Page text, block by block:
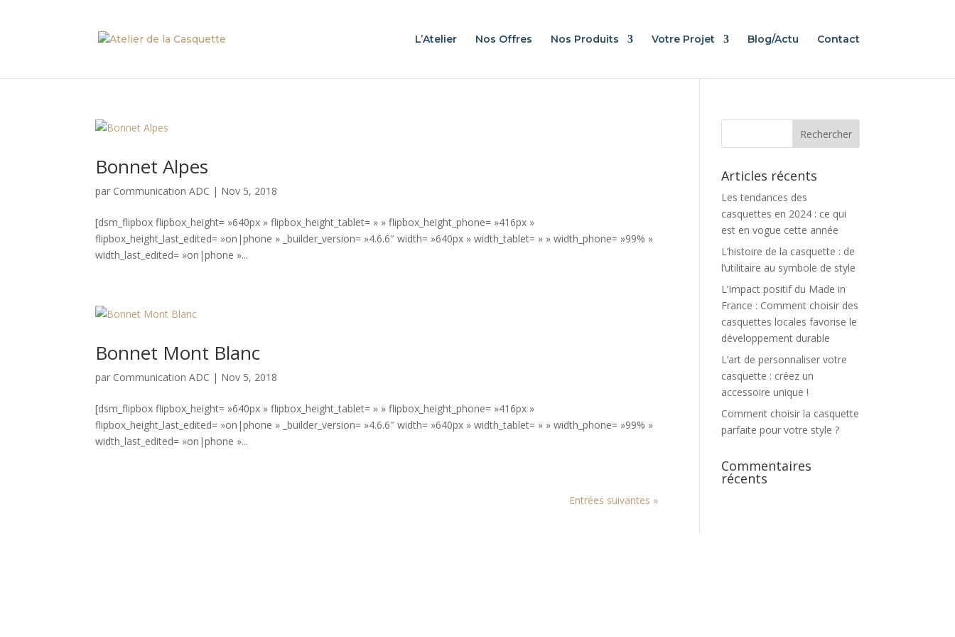
L’Atelier Nos Offres Nos Produits Votre Projet Blog/Actu Contact
Bonnet Alpes
par Communication ADC | Nov 5, 2018
[dsm_flipbox flipbox_height= »640px » flipbox_height_tablet= » » flipbox_height_phone= »416px »
flipbox_height_last_edited= »on|phone » _builder_version= »4.6.6″ width= »640px » width_tablet= » » width_phone= »99% »
width_last_edited= »on|phone »...
Bonnet Mont Blanc
par Communication ADC | Nov 5, 2018
[dsm_flipbox flipbox_height= »640px » flipbox_height_tablet= » » flipbox_height_phone= »416px »
flipbox_height_last_edited= »on|phone » _builder_version= »4.6.6″ width= »640px » width_tablet= » » width_phone= »99% »
width_last_edited= »on|phone »...
Entrées suivantes »
Articles récents
Les tendances des
casquettes en 2024 : ce qui
est en vogue cette année
L’histoire de la casquette : de
l’utilitaire au symbole de style
L’Impact positif du Made in
France : Comment choisir des
casquettes locales favorise le
développement durable
L’art de personnaliser votre
casquette : créez un
accessoire unique !
Comment choisir la casquette
parfaite pour votre style ?
Commentaires
récents